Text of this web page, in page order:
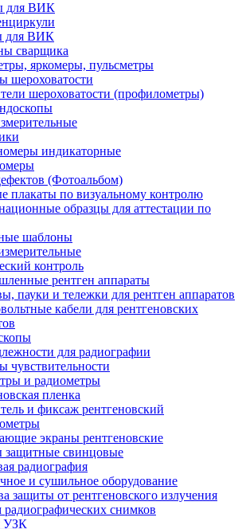
для ВИК
для ВИК
сварщика
яркомеры, пульсметры
шероховатости
шероховатости (профилометры)
индикаторные
(Фотоальбом)
плакаты по визуальному контролю
образцы для аттестации по
шаблоны
контроль
рентген аппараты
пауки и тележки для рентген аппаратов
кабели для рентгеновских
для радиографии
чувствительности
и радиометры
пленка
и фиксаж рентгеновский
экраны рентгеновские
защитные свинцовые
радиография
и сушильное оборудование
защиты от рентгеновского излучения
снимков
УЗК